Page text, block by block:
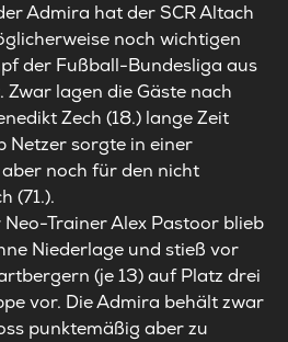
Admira hat der SCR Altach
noch wichtigen
der Fußball-Bundesliga aus
lagen die Gäste nach
Zech (18.) lange Zeit
Netzer sorgte in einer
noch für den nicht
(71.).
Trainer Alex Pastoor blieb
Niederlage und stieß vor
(je 13) auf Platz drei
vor. Die Admira behält zwar
punktemäßig aber zu